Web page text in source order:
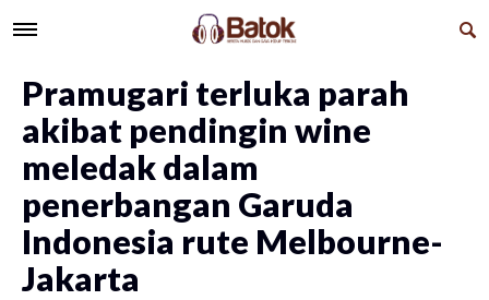
​Pramugari terluka parah
akibat pendingin wine
meledak dalam
penerbangan Garuda
Indonesia rute Melbourne-
Jakarta